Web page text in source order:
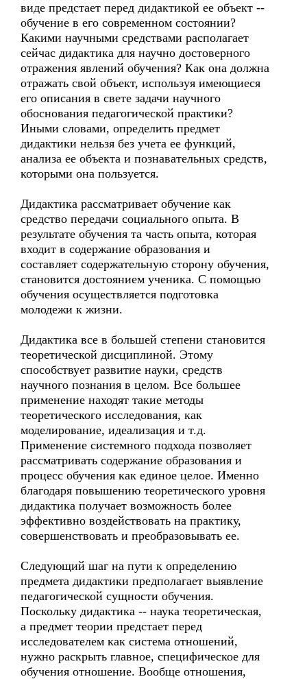
виде предстает перед дидактикой ее объект --
обучение в его современном состоянии?
Какими научными средствами располагает
сейчас дидактика для научно достоверного
отражения явлений обучения? Как она должна
отражать свой объект, используя имеющиеся
его описания в свете задачи научного
обоснования педагогической практики?
Иными словами, определить предмет
дидактики нельзя без учета ее функций,
анализа ее объекта и познавательных средств,
которыми она пользуется.
Дидактика рассматривает обучение как
средство передачи социального опыта. В
результате обучения та часть опыта, которая
входит в содержание образования и
составляет содержательную сторону обучения,
становится достоянием ученика. С помощью
обучения осуществляется подготовка
молодежи к жизни.
Дидактика все в большей степени становится
теоретической дисциплиной. Этому
способствует развитие науки, средств
научного познания в целом. Все большее
применение находят такие методы
теоретического исследования, как
моделирование, идеализация и т.д.
Применение системного подхода позволяет
рассматривать содержание образования и
процесс обучения как единое целое. Именно
благодаря повышению теоретического уровня
дидактика получает возможность более
эффективно воздействовать на практику,
совершенствовать и преобразовывать ее.
Следующий шаг на пути к определению
предмета дидактики предполагает выявление
педагогической сущности обучения.
Поскольку дидактика -- наука теоретическая,
а предмет теории предстает перед
исследователем как система отношений,
нужно раскрыть главное, специфическое для
обучения отношение. Вообще отношения,